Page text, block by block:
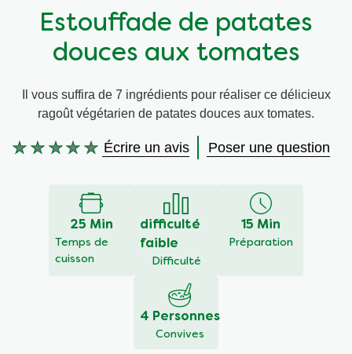
Végétarien
Wraps aux légumes
Aides culinaires
Prêt à l'emploi
Estouffade de patates
douces aux tomates
Il vous suffira de 7 ingrédients pour réaliser ce délicieux
ragoût végétarien de patates douces aux tomates.
Aucune
Écrire un avis Poser une question
25 Min
Temps de
cuisson
difficulté
faible
Difficulté
15 Min
Préparation
4 Personnes
Convives